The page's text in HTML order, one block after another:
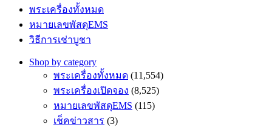
พระเครื่องทั้งหมด
หมายเลขพัสดุEMS
วิธีการเช่าบูชา
Shop by category
พระเครื่องทั้งหมด (11,554)
พระเครื่องเปิดจอง (8,525)
หมายเลขพัสดุEMS (115)
เช็คข่าวสาร (3)